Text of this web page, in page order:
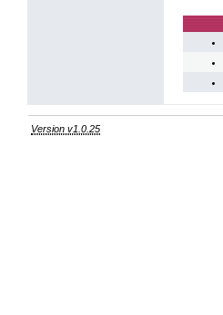
Version v1.0.25